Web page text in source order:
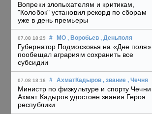
Вопреки злопыхателям и критикам,
"Колобок" установил рекорд по сборам
уже в день премьеры
07.08 18:29 # МО , Воробьев , Деньполя
Губернатор Подмосковья на «Дне поля»
пообещал аграриям сохранить все
субсидии
07.08 18:16 # АхматКадыров , звание , Чечня
Министр по физкультуре и спорту Чечни
Ахмат Кадыров удостоен звания Героя
республики